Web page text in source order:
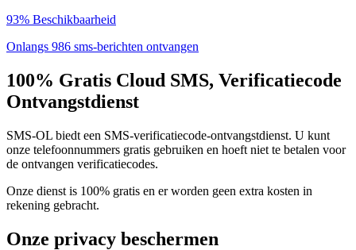
93% Beschikbaarheid
Onlangs 986 sms-berichten ontvangen
100% Gratis Cloud SMS, Verificatiecode
Ontvangstdienst
SMS-OL biedt een SMS-verificatiecode-ontvangstdienst. U kunt
onze telefoonnummers gratis gebruiken en hoeft niet te betalen voor
de ontvangen verificatiecodes.
Onze dienst is 100% gratis en er worden geen extra kosten in
rekening gebracht.
Onze privacy beschermen